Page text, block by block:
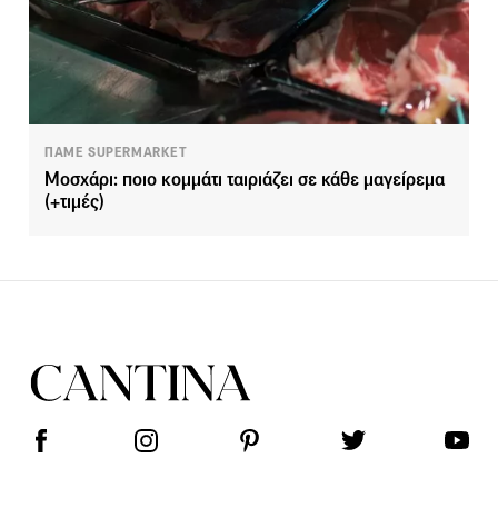
ΠΑΜΕ SUPERMARKET
Μοσχάρι: ποιο κομμάτι ταιριάζει σε κάθε μαγείρεμα
(+τιμές)